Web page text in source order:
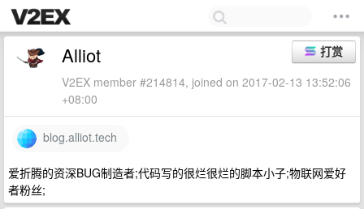
打赏
Alliot
V2EX member #214814, joined on 2017-02-13 13:52:06
+08:00
blog.alliot.tech
爱折腾的资深BUG制造者;代码写的很烂很烂的脚本小子;物联网爱好
者粉丝;